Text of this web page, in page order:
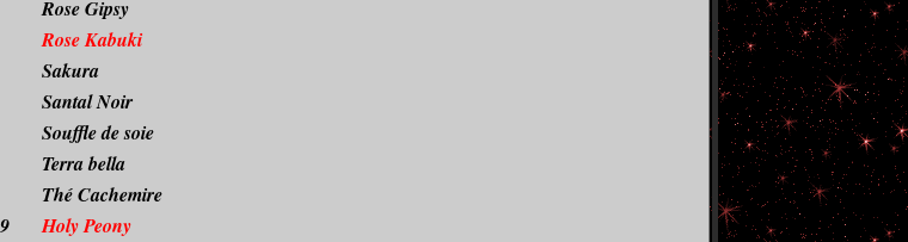
Rose Gipsy
Rose Kabuki
Sakura
Santal Noir
Souffle de soie
Terra bella
Thé Cachemire
Holy Peony